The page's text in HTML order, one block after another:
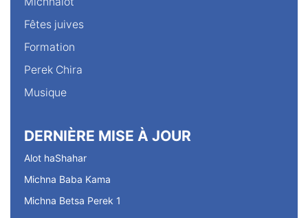
Fêtes juives
Formation
Perek Chira
Musique
DERNIÈRE MISE À JOUR
Alot haShahar
Michna Baba Kama
Michna Betsa Perek 1